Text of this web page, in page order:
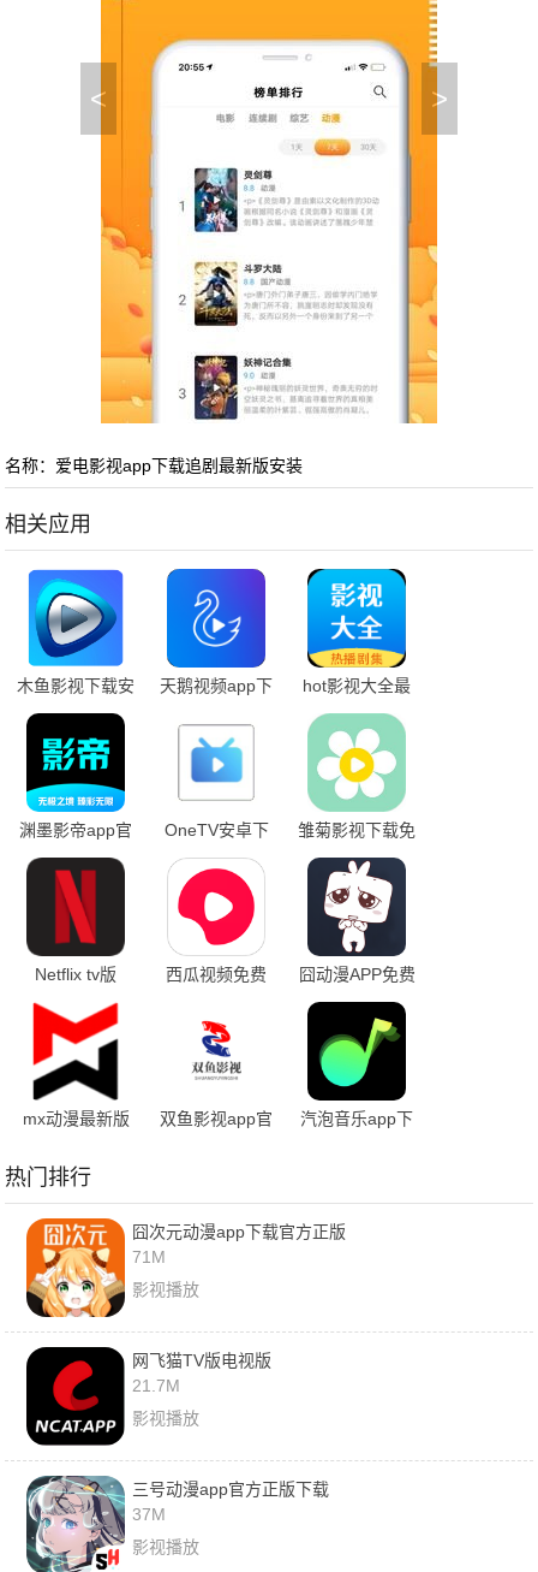
< >
名称：爱电影视app下载追剧最新版安装
相关应用
木鱼影视下载安
装最新版本
天鹅视频app下
hot影视大全最
新版
渊墨影帝app官
方正版
OneTV安卓下
载
雏菊影视下载免
费版
Netflix tv版 西瓜视频免费
囧动漫APP免费
版
mx动漫最新版
双鱼影视app官
汽泡音乐app下
热门排行
囧次元动漫app下载官方正版
71M
影视播放
网飞猫TV版电视版
21.7M
影视播放
三号动漫app官方正版下载
37M
影视播放